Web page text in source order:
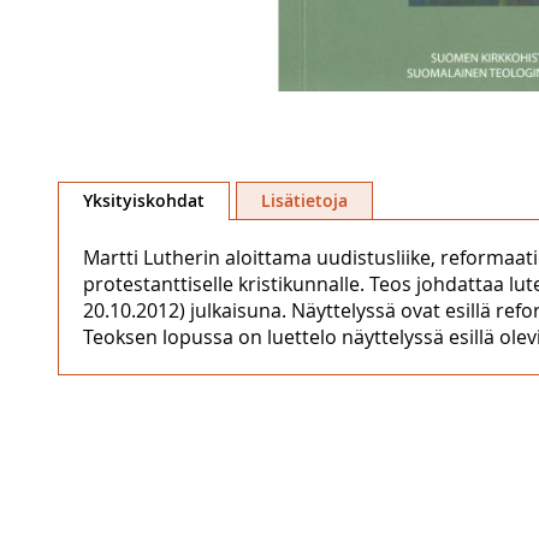
to
the
images
gallery
Yksityiskohdat
Martti Lutherin aloittama uudistusliike,
protestanttiselle kristikunnalle. Teos johdattaa
20.10.2012) julkaisuna. Näyttelyssä ovat esillä
Teoksen lopussa on luettelo näyttelyssä esillä
Lisätietoja